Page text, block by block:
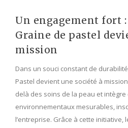
Un engagement fort
Graine de pastel
mission
Dans un souci constant de
Pastel devient une société à
delà des soins de la peau et
environnementaux mesurables,
l’entreprise. Grâce à cette